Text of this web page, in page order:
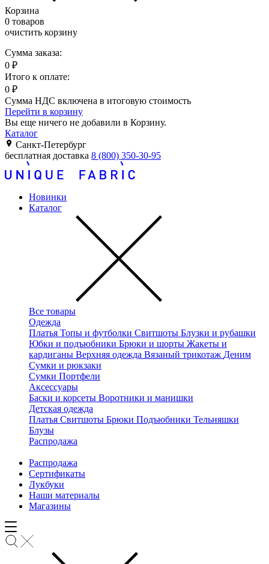
Корзина
0 товаров
очистить корзину
Сумма заказа:
0 ₽
Итого к оплате:
0 ₽
Сумма НДС включена в итоговую стоимость
Перейти в корзину
Вы еще ничего не добавили в Корзину.
Каталог
Санкт-Петербург
бесплатная доставка 8 (800) 350-30-95
Новинки
Каталог
Все товары
Одежда
Платья Топы и футболки Свитшоты Блузки и рубашки
Юбки и подъюбники Брюки и шорты Жакеты и
кардиганы Верхняя одежда Вязаный трикотаж Деним
Сумки и рюкзаки
Сумки Портфели
Аксессуары
Баски и корсеты Воротники и манишки
Детская одежда
Платья Свитшоты Брюки Подъюбники Тельняшки
Блузы
Распродажа
Распродажа
Сертификаты
Лукбуки
Наши материалы
Магазины